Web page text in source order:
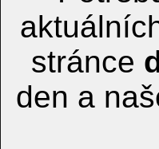
stránce
den a